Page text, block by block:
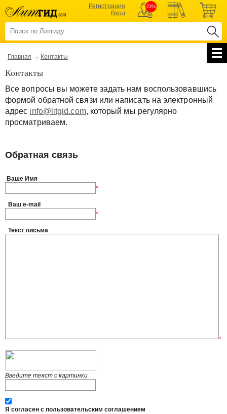
Регистрация
Вход
23%
Главная → Контакты
Контакты
Все вопросы вы можете задать нам воспользовавшись
формой обратной связи или написать на электронный
адрес info@litgid.com, который мы регулярно
просматриваем.
Обратная связь
Ваше Имя
*
Ваш e-mail
*
Текст письма
*
Введите текст с картинки
Я согласен с пользовательским соглашением